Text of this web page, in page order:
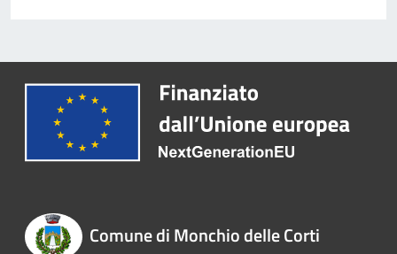
Comune di Monchio delle Corti